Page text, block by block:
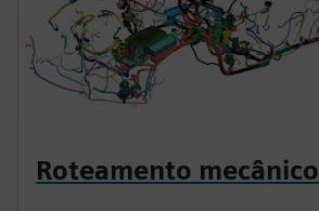
Roteamento mecânico